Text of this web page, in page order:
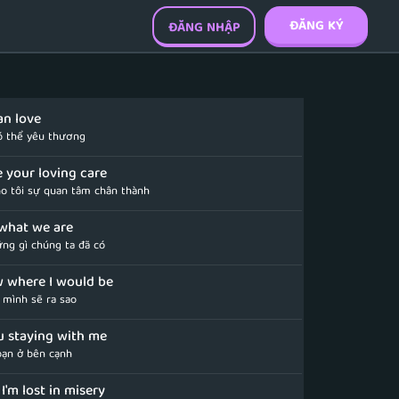
ĐĂNG KÝ
ĐĂNG NHẬP
love
thể yêu thương
your loving care
tôi sự quan tâm chân thành
we are
gì chúng ta đã có
where I would be
sẽ ra sao
staying with me
ở bên cạnh
lost in misery